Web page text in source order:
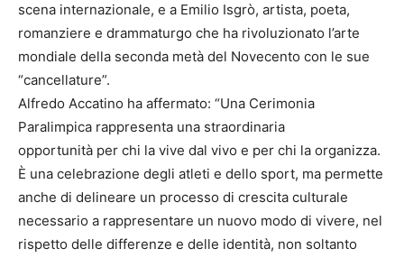
scena internazionale, e a Emilio Isgrò, artista, poeta,
romanziere e drammaturgo che ha rivoluzionato l’arte
mondiale della seconda metà del Novecento con le sue
“cancellature”.
Alfredo Accatino ha affermato: “Una Cerimonia
Paralimpica rappresenta una straordinaria
opportunità per chi la vive dal vivo e per chi la organizza.
È una celebrazione degli atleti e dello sport, ma permette
anche di delineare un processo di crescita culturale
necessario a rappresentare un nuovo modo di vivere, nel
rispetto delle differenze e delle identità, non soltanto